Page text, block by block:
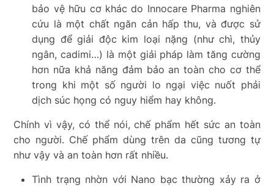
bảo vệ hữu cơ khác do Innocare Pharma nghiên
cứu là một chất ngăn cản hấp thu, và được sử
dụng để giải độc kim loại nặng (như chì, thủy
ngân, cadimi…) là một giải pháp làm tăng cường
hơn nữa khả năng đảm bảo an toàn cho cơ thể
trong khi một số người lo ngại việc nuốt phải
dịch súc họng có nguy hiểm hay không.
Chính vì vậy, có thể nói, chế phẩm hết sức an toàn
cho người. Chế phẩm dùng trên da cũng tương tự
như vậy và an toàn hơn rất nhiều.
Tình trạng nhờn với Nano bạc thường xảy ra ở